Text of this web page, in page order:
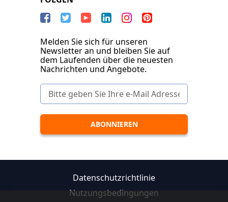
Melden Sie sich für unseren
Newsletter an und bleiben Sie auf
dem Laufenden über die neuesten
Nachrichten und Angebote.
Datenschutzrichtlinie
Nutzungsbedingungen